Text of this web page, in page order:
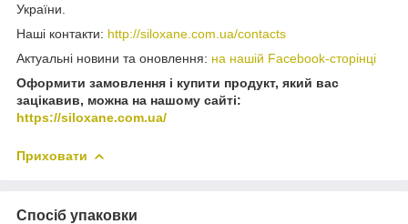
України.
Наші контакти: http://siloxane.com.ua/contacts
Актуальні новини та оновлення: на нашій Facebook-сторінці
Оформити замовлення і купити продукт, який вас
зацікавив, можна на нашому сайті:
https://siloxane.com.ua/
Приховати
Спосіб упаковки